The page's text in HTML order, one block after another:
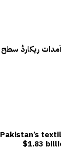
ریکارڈ سطح
Pakistan’s
$1.83